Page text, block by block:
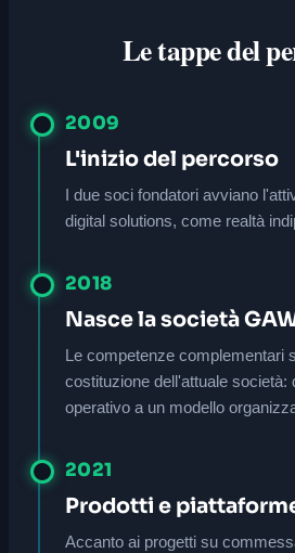
Le tappe del
2009
L'inizio del percorso
I due soci fondatori avviano
digital solutions, come realtà
2018
Nasce la società
Le competenze complementari
costituzione dell'attuale società:
operativo a un modello
2021
Prodotti e
Accanto ai progetti su